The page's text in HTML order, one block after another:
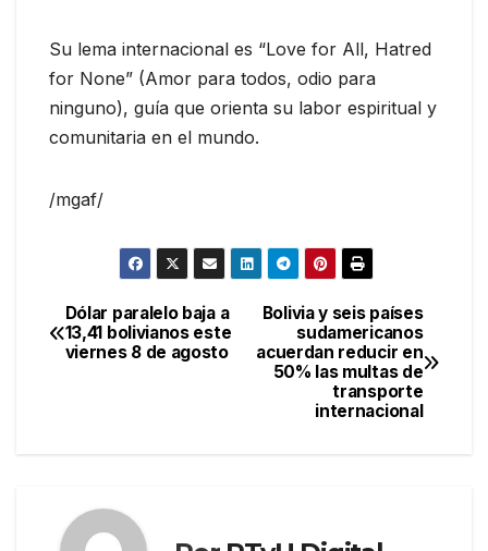
Su lema internacional es “Love for All, Hatred
for None” (Amor para todos, odio para
ninguno), guía que orienta su labor espiritual y
comunitaria en el mundo.
/mgaf/
Navegación
de
Bolivia y seis países
sudamericanos
acuerdan reducir en
50% las multas de
transporte
internacional
Dólar paralelo baja a
13,41 bolivianos este
viernes 8 de agosto